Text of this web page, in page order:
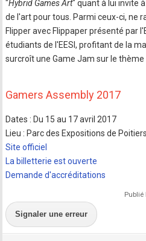
"Hybrid Games Art" quant à lui invit​e​
de l'art pour tous. Parmi ceux​-​ci​,​ ne
Flipper avec Flippaper présenté par
étudiants de l'EESI, profitant de la
surcroît une Game Jam sur le
Gamers Assembly 2017
Dates : Du 15 au 17 avril 2017
Lieu : Parc des Expositions de Poitiers
Site officiel
La billetterie est ouverte
Demande d'accréditations
Publié
Signaler une erreur